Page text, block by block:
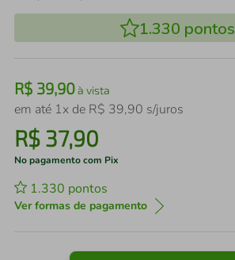
1.330 pontos
R$ 39,90à vista
em até 1x de R$ 39,90 s/juros
R$ 37,90
No pagamento com Pix
1.330 pontos
Ver formas de pagamento